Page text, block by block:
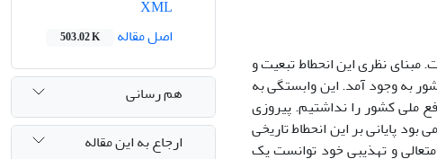
نظری این انحطاط تبعیت و
به وجود آمد. این وابستگی به
ملی کشور را نداشتیم. پیروزی
اسلامی بود پایانی بر این انحطاط تاریخی
و تهذیبی خود توانست یک
اصل مقاله
503.02 K
هم رسانی
ارجاع به این مقاله